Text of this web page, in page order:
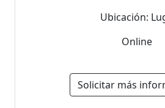
Ubicación:
Online
Solicitar más